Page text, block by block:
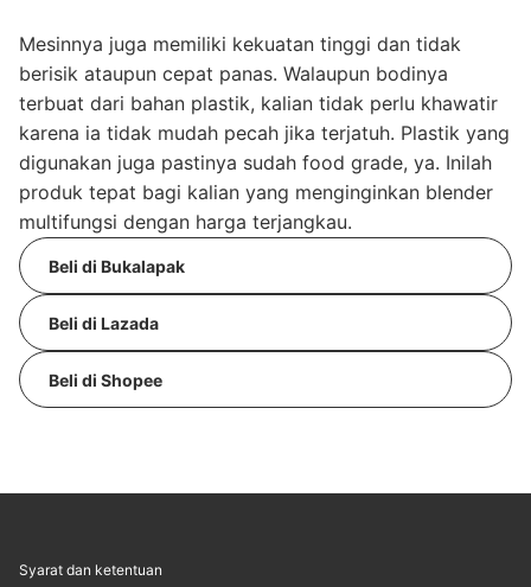
Mesinnya juga memiliki kekuatan tinggi dan tidak
berisik ataupun cepat panas. Walaupun bodinya
terbuat dari bahan plastik, kalian tidak perlu khawatir
karena ia tidak mudah pecah jika terjatuh. Plastik yang
digunakan juga pastinya sudah food grade, ya. Inilah
produk tepat bagi kalian yang menginginkan blender
multifungsi dengan harga terjangkau.
Beli di Bukalapak
Beli di Lazada
Beli di Shopee
Syarat dan ketentuan